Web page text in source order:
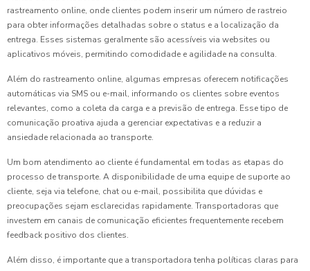
rastreamento online, onde clientes podem inserir um número de rastreio
para obter informações detalhadas sobre o status e a localização da
entrega. Esses sistemas geralmente são acessíveis via websites ou
aplicativos móveis, permitindo comodidade e agilidade na consulta.
Além do rastreamento online, algumas empresas oferecem notificações
automáticas via SMS ou e-mail, informando os clientes sobre eventos
relevantes, como a coleta da carga e a previsão de entrega. Esse tipo de
comunicação proativa ajuda a gerenciar expectativas e a reduzir a
ansiedade relacionada ao transporte.
Um bom atendimento ao cliente é fundamental em todas as etapas do
processo de transporte. A disponibilidade de uma equipe de suporte ao
cliente, seja via telefone, chat ou e-mail, possibilita que dúvidas e
preocupações sejam esclarecidas rapidamente. Transportadoras que
investem em canais de comunicação eficientes frequentemente recebem
feedback positivo dos clientes.
Além disso, é importante que a transportadora tenha políticas claras para